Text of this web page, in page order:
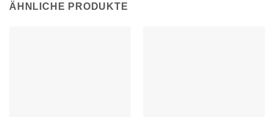
ÄHNLICHE PRODUKTE